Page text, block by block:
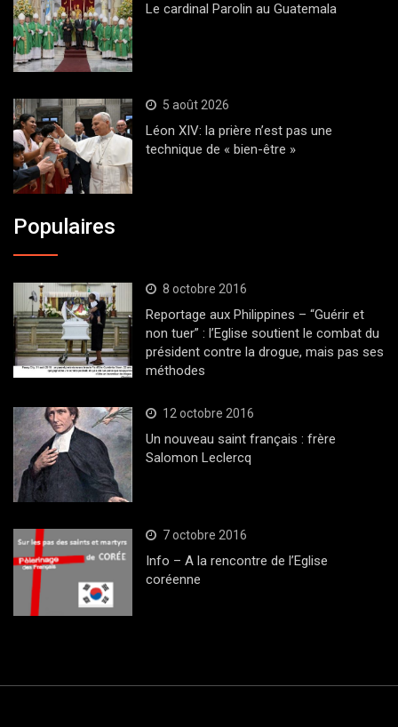
Le cardinal Parolin au Guatemala
5 août 2026
Léon XIV: la prière n’est pas une
technique de « bien-être »
Populaires
8 octobre 2016
Reportage aux Philippines – “Guérir et
non tuer” : l’Eglise soutient le combat du
président contre la drogue, mais pas ses
méthodes
12 octobre 2016
Un nouveau saint français : frère
Salomon Leclercq
7 octobre 2016
Info – A la rencontre de l’Eglise
coréenne